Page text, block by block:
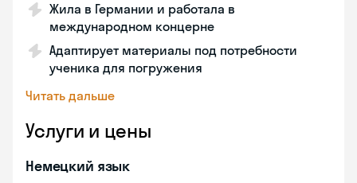
Жила в Германии и работала в
международном концерне
Адаптирует материалы под потребности
ученика для погружения
Читать дальше
Услуги и цены
Немецкий язык